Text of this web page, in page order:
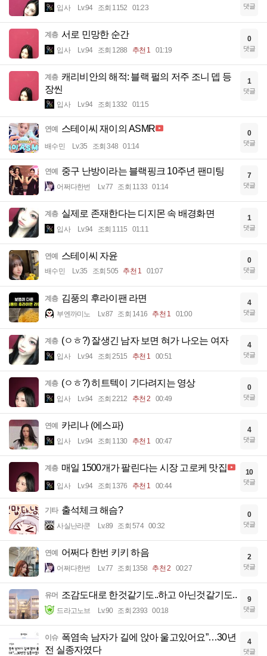
입사 Lv.94 조회 1152 01:23 댓글
계층 서로 민망한 순간
입사 Lv.94 조회 1288 추천 1 01:19
0
댓글
계층 캐리비안의 해적: 블랙 펄의 저주 조니 뎁 등
장씬
입사 Lv.94 조회 1332 01:15
1
댓글
연예 스테이씨 재이의 ASMR
배수민 Lv.35 조회 348 01:14
0
댓글
연예 중구 난방이라는 블랙핑크 10주년 팬미팅
어쩌다한번 Lv.77 조회 1133 01:14
7
댓글
계층 실제로 존재한다는 디지몬 속 배경화면
입사 Lv.94 조회 1115 01:11
1
댓글
연예 스테이씨 자윤
배수민 Lv.35 조회 505 추천 1 01:07
0
댓글
계층 김풍의 후라이팬 라면
부엔까미노 Lv.87 조회 1416 추천 1 01:00
4
댓글
계층 (ㅇㅎ?) 잘생긴 남자 보면 혀가 나오는 여자
입사 Lv.94 조회 2515 추천 1 00:51
4
댓글
계층 (ㅇㅎ?) 히트텍이 기다려지는 영상
입사 Lv.94 조회 2212 추천 2 00:49
0
댓글
연예 카리나 (에스파)
입사 Lv.94 조회 1130 추천 1 00:47
4
댓글
계층 매일 1500개가 팔린다는 시장 고로케 맛집
입사 Lv.94 조회 1376 추천 1 00:44
10
댓글
기타 출석체크 해슴?
사실난라쿤 Lv.89 조회 574 00:32
0
댓글
연예 어쩌다 한번 키키 하음
어쩌다한번 Lv.77 조회 1358 추천 2 00:27
2
댓글
유머 조감도대로 한것같기도..하고 아닌것같기도..
드라고노브 Lv.90 조회 2393 00:18
9
댓글
이슈 폭염속 남자가 길에 앉아 울고있어요”…30년
전 실종자였다
4
댓글